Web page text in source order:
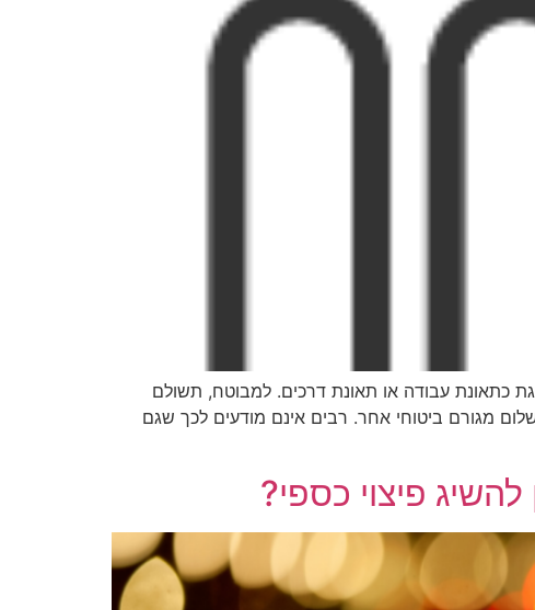
כתאונת עבודה או תאונת דרכים. למבוטח, תשולם
לתשלום מגורם ביטוחי אחר. רבים אינם מודעים לכך שגם
פיצוי כספי?